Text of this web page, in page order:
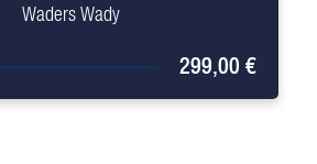
Waders Wady
299,00 €